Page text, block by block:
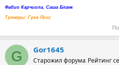
Фабио Карчиола, Саша Бланк
Тренеры: Грег Посс
G Gor1645
Старожил форума Рейтинг